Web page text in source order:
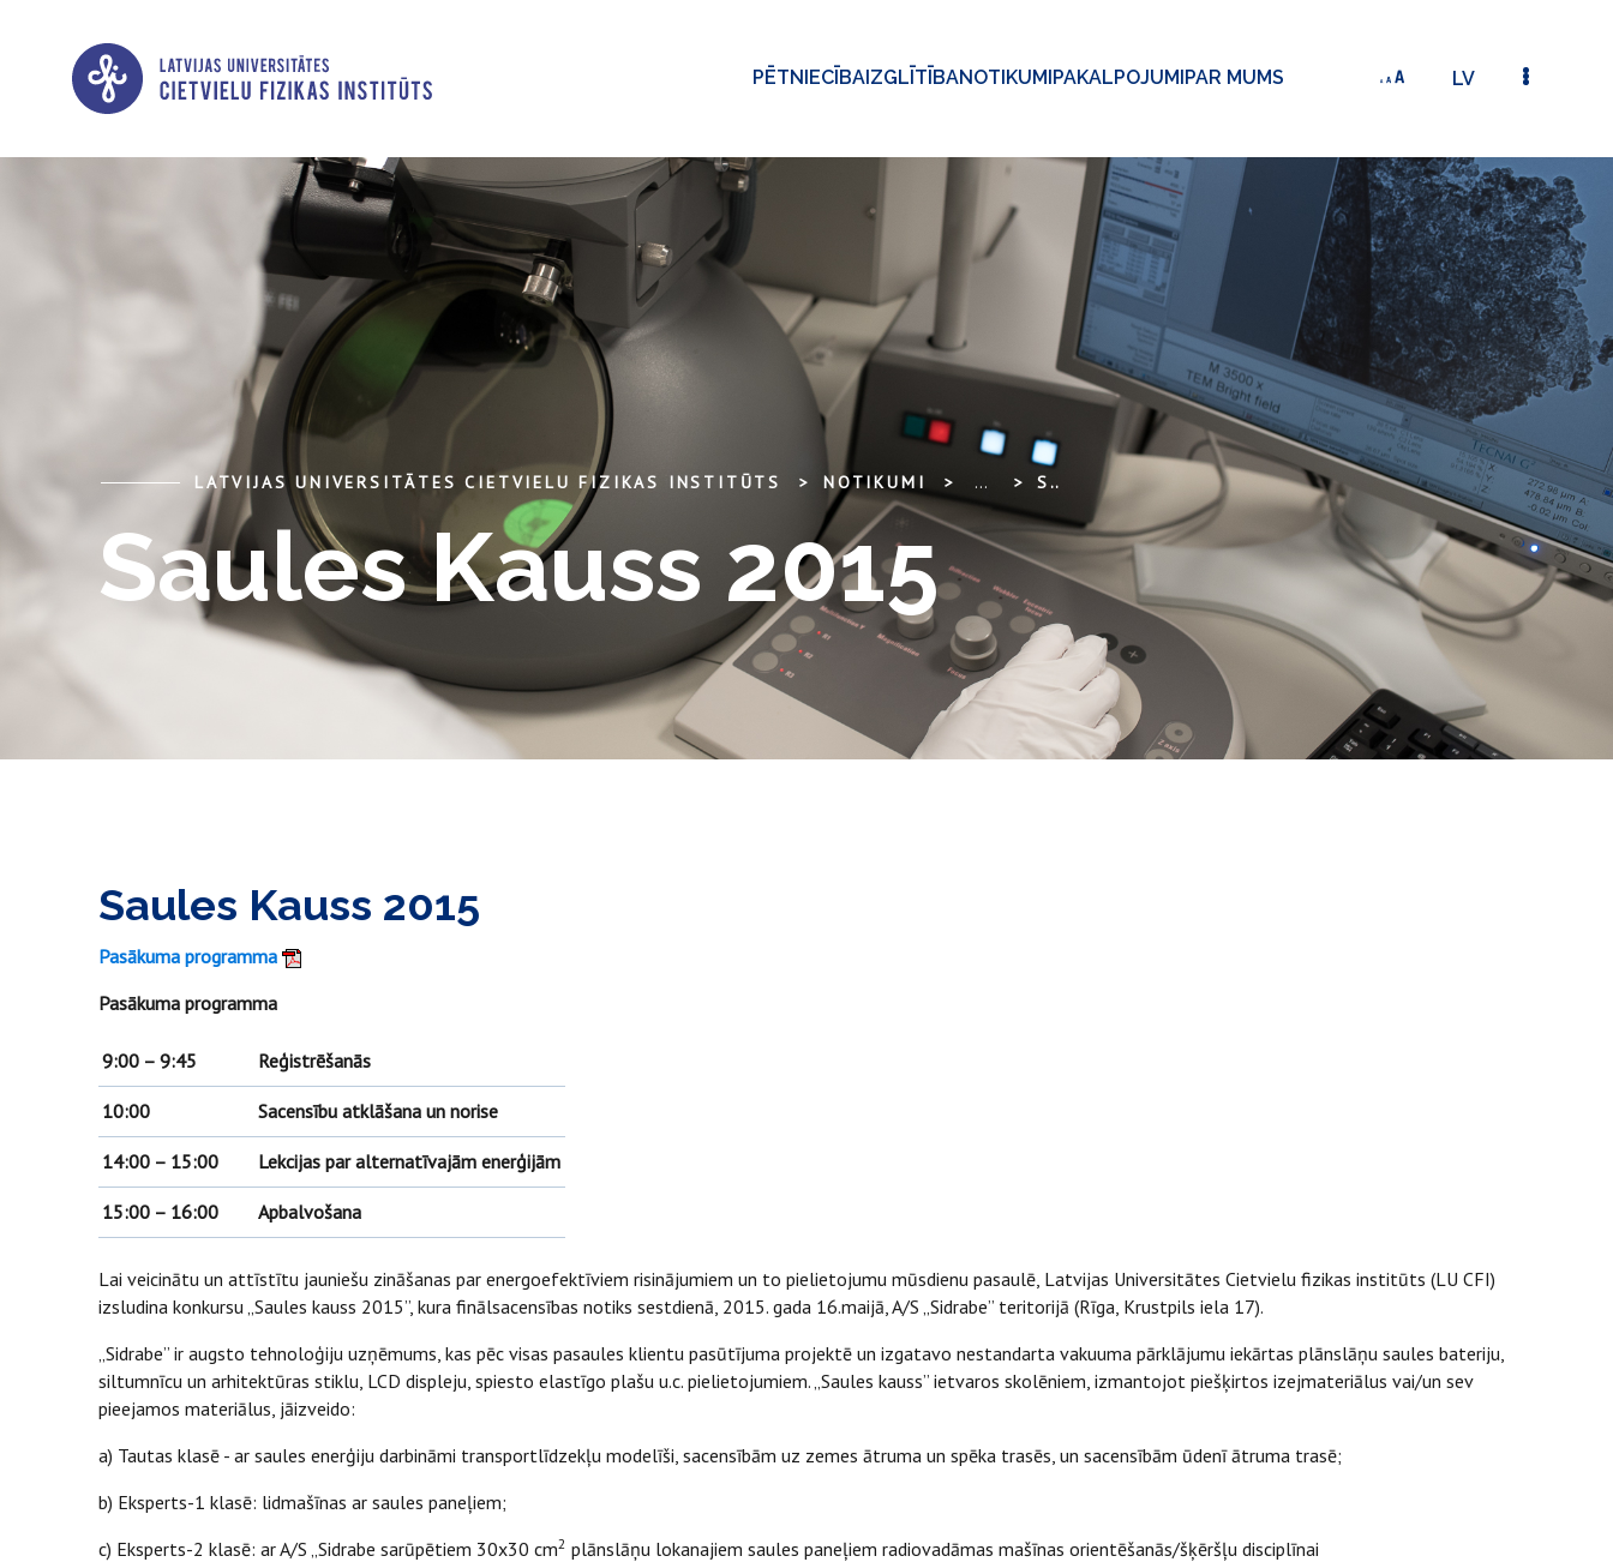
PĒTNIECĪBAIZGLĪTĪBANOTIKUMIPAKALPOJUMIPAR MUMS LV
LATVIJAS UNIVERSITĀTES CIETVIELU FIZIKAS INSTITŪTS NOTIKUMI ... SAULES KAUSS 2015
Saules Kauss 2015
Saules Kauss 2015
Pasākuma programma
Pasākuma programma
9:00 – 9:45 Reģistrēšanās
10:00 Sacensību atklāšana un norise
14:00 – 15:00 Lekcijas par alternatīvajām enerģijām
15:00 – 16:00 Apbalvošana
Lai veicinātu un attīstītu jauniešu zināšanas par energoefektīviem risinājumiem un to pielietojumu mūsdienu pasaulē, Latvijas Universitātes Cietvielu fizikas institūts (LU CFI)
izsludina konkursu „Saules kauss 2015”, kura finālsacensības notiks sestdienā, 2015. gada 16.maijā, A/S „Sidrabe” teritorijā (Rīga, Krustpils iela 17).
„Sidrabe” ir augsto tehnoloģiju uzņēmums, kas pēc visas pasaules klientu pasūtījuma projektē un izgatavo nestandarta vakuuma pārklājumu iekārtas plānslāņu saules bateriju,
siltumnīcu un arhitektūras stiklu, LCD displeju, spiesto elastīgo plašu u.c. pielietojumiem. „Saules kauss” ietvaros skolēniem, izmantojot piešķirtos izejmateriālus vai/un sev
pieejamos materiālus, jāizveido:
a) Tautas klasē - ar saules enerģiju darbināmi transportlīdzekļu modelīši, sacensībām uz zemes ātruma un spēka trasēs, un sacensībām ūdenī ātruma trasē;
b) Eksperts-1 klasē: lidmašīnas ar saules paneļiem;
c) Eksperts-2 klasē: ar A/S „Sidrabe sarūpētiem 30x30 cm2 plānslāņu lokanajiem saules paneļiem radiovadāmas mašīnas orientēšanās/šķēršļu disciplīnai